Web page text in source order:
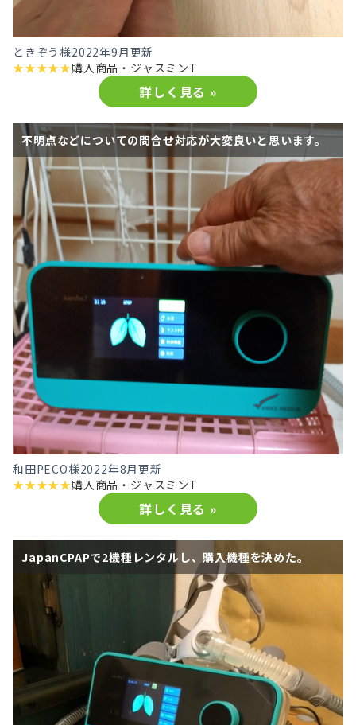
ときぞう様2022年9月更新
★★★★★購入商品・ ジャスミンT
詳しく見る »
不明点などについての問合せ対応が大変良いと思います。
和田PECO様2022年8月更新
★★★★★購入商品・ ジャスミンT
詳しく見る »
JapanCPAPで2機種レンタルし、購入機種を決めた。